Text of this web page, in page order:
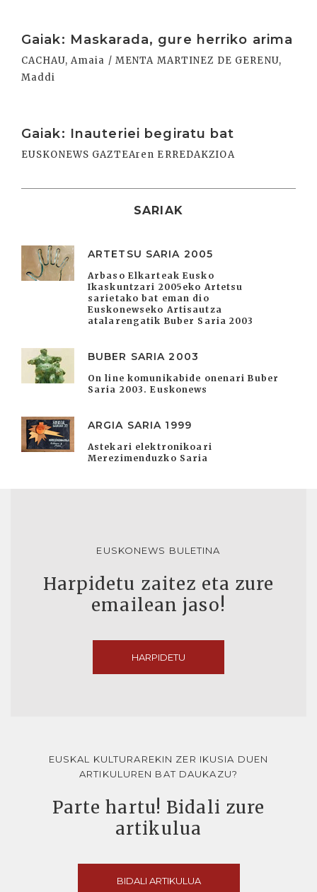
Gaiak: Maskarada, gure herriko arima
CACHAU, Amaia / MENTA MARTINEZ DE GERENU,
Maddi
Gaiak: Inauteriei begiratu bat
EUSKONEWS GAZTEAren ERREDAKZIOA
SARIAK
ARTETSU SARIA 2005
Arbaso Elkarteak Eusko
Ikaskuntzari 2005eko Artetsu
sarietako bat eman dio
Euskonewseko Artisautza
atalarengatik Buber Saria 2003
BUBER SARIA 2003
On line komunikabide onenari Buber
Saria 2003. Euskonews
ARGIA SARIA 1999
Astekari elektronikoari
Merezimenduzko Saria
EUSKONEWS BULETINA
Harpidetu zaitez eta zure
emailean jaso!
HARPIDETU
EUSKAL KULTURAREKIN ZER IKUSIA DUEN
ARTIKULUREN BAT DAUKAZU?
Parte hartu! Bidali zure
artikulua
BIDALI ARTIKULUA